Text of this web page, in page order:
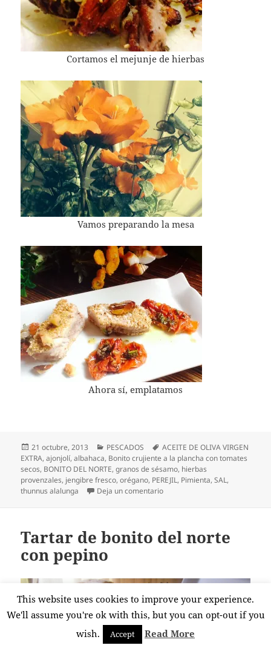
Cortamos el mejunje de hierbas
Vamos preparando la mesa
Ahora sí, emplatamos
Publicado
el
21 octubre, 2013 Categorías
PESCADOS Etiquetas
ACEITE DE OLIVA VIRGEN
EXTRA,ajonjolí,albahaca, Bonito crujiente a la plancha con tomates
secos, BONITO DEL NORTE,granos de sésamo, hierbas
provenzales, jengibre fresco,orégano, PEREJIL, Pimienta,SAL,
thunnus alalunga
Deja un comentarioen Bonito crujiente a la
Tartar de bonito del norte
con pepino
This website uses cookies to improve your experience.
We'll assume you're ok with this, but you can opt-out if you
wish.
Accept Read More